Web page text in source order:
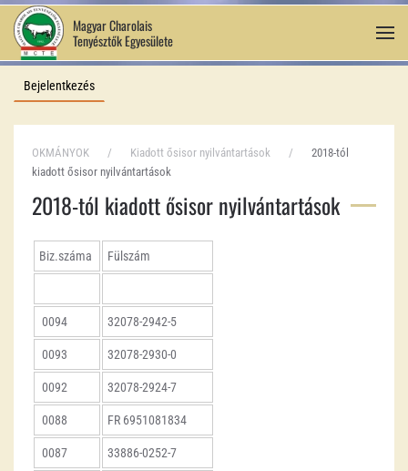
Fő tartalom átugrása
Magyar Charolais
Tenyésztők Egyesülete
Bejelentkezés
OKMÁNYOK Kiadott ősisor nyilvántartások
2018-tól
kiadott ősisor nyilvántartások
2018-tól kiadott ősisor nyilvántartások
Biz.száma Fülszám
0094 32078-2942-5
0093 32078-2930-0
0092 32078-2924-7
0088 FR 6951081834
0087 33886-0252-7